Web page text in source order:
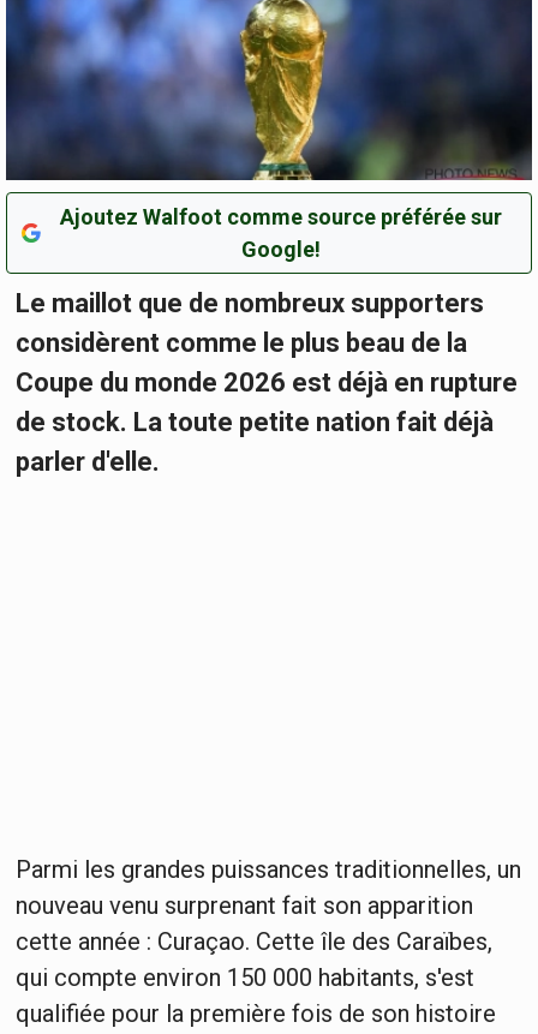
Ajoutez Walfoot comme source préférée sur
Google!
Le maillot que de nombreux supporters
considèrent comme le plus beau de la
Coupe du monde 2026 est déjà en rupture
de stock. La toute petite nation fait déjà
parler d'elle.
Parmi les grandes puissances traditionnelles, un
nouveau venu surprenant fait son apparition
cette année : Curaçao. Cette île des Caraïbes,
qui compte environ 150 000 habitants, s'est
qualifiée pour la première fois de son histoire